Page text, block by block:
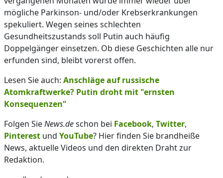
mögliche Parkinson- und/oder Krebserkrankungen
spekuliert. Wegen seines schlechten
Gesundheitszustands soll Putin auch häufig
Doppelgänger einsetzen. Ob diese Geschichten alle nur
erfunden sind, bleibt vorerst offen.
Lesen Sie auch: Anschläge auf russische
Atomkraftwerke? Putin droht mit "ernsten
Konsequenzen"
Folgen SieNews.deschon bei Facebook, Twitter,
Pinterest und YouTube? Hier finden Sie brandheiße
News, aktuelle Videos und den direkten Draht zur
Redaktion.